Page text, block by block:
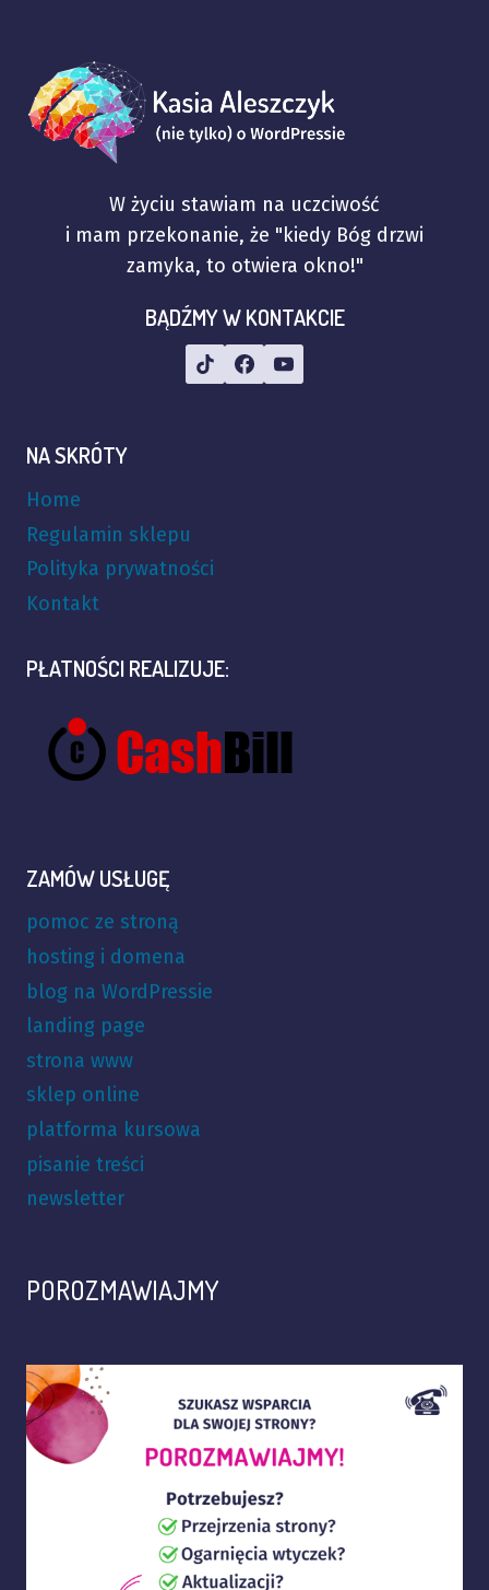
W życiu stawiam na uczciwość
i mam przekonanie, że "kiedy Bóg drzwi
zamyka, to otwiera okno!"
BĄDŹMY W KONTAKCIE
NA SKRÓTY
Home
Regulamin sklepu
Polityka prywatności
Kontakt
PŁATNOŚCI REALIZUJE:
ZAMÓW USŁUGĘ
pomoc ze stroną
hosting i domena
blog na WordPressie
landing page
strona www
sklep online
platforma kursowa
pisanie treści
newsletter
POROZMAWIAJMY